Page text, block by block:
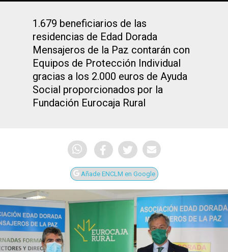
1.679 beneficiarios de las
residencias de Edad Dorada
Mensajeros de la Paz contarán con
Equipos de Protección Individual
gracias a los 2.000 euros de Ayuda
Social proporcionados por la
Fundación Eurocaja Rural
Añade ENCLM en Google